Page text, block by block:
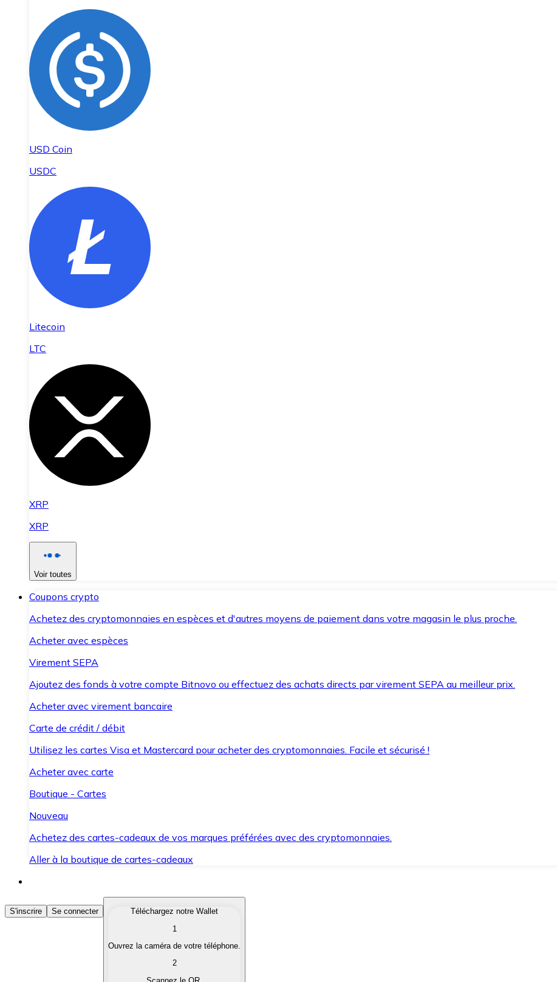
USD Coin
USDC
Litecoin
LTC
XRP
XRP
Voir toutes
Coupons crypto
Achetez des cryptomonnaies en espèces et d'autres moyens de paiement dans votre magasin le plus proche.
Acheter avec espèces
Virement SEPA
Ajoutez des fonds à votre compte Bitnovo ou effectuez des achats directs par virement SEPA au meilleur prix.
Acheter avec virement bancaire
Carte de crédit / débit
Utilisez les cartes Visa et Mastercard pour acheter des cryptomonnaies. Facile et sécurisé !
Acheter avec carte
Boutique - Cartes
Nouveau
Achetez des cartes-cadeaux de vos marques préférées avec des cryptomonnaies.
Aller à la boutique de cartes-cadeaux
Acheter des Cryptomonnaies
Achetez les cryptomonnaies qui vous intéressent rapidement et en toute sécurité.
Convertissez vos cryptomonnaies en monnaie fiduciaire lorsque vous en avez besoin.
S'inscrire Se connecter
Téléchargez notre Wallet
1
Ouvrez la caméra de votre téléphone.
2